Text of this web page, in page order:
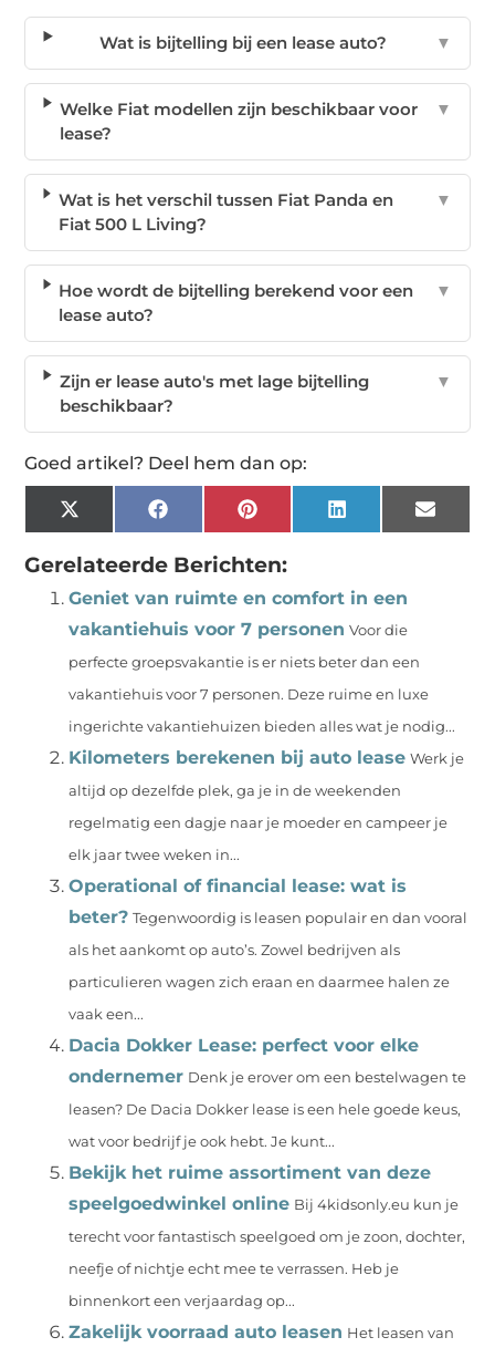
Wat is bijtelling bij een lease auto? ▼
Welke Fiat modellen zijn beschikbaar voor
lease?
▼
Wat is het verschil tussen Fiat Panda en
Fiat 500 L Living?
▼
Hoe wordt de bijtelling berekend voor een
lease auto?
▼
Zijn er lease auto's met lage bijtelling
beschikbaar?
▼
Goed artikel? Deel hem dan op:
X
(Twitter)
FacebookPinterest LinkedIn Email
Gerelateerde Berichten:
Geniet van ruimte en comfort in een
vakantiehuis voor 7 personen Voor die
perfecte groepsvakantie is er niets beter dan een
vakantiehuis voor 7 personen. Deze ruime en luxe
ingerichte vakantiehuizen bieden alles wat je nodig...
Kilometers berekenen bij auto lease Werk je
altijd op dezelfde plek, ga je in de weekenden
regelmatig een dagje naar je moeder en campeer je
elk jaar twee weken in...
Operational of financial lease: wat is
beter? Tegenwoordig is leasen populair en dan vooral
als het aankomt op auto’s. Zowel bedrijven als
particulieren wagen zich eraan en daarmee halen ze
vaak een...
Dacia Dokker Lease: perfect voor elke
ondernemer Denk je erover om een bestelwagen te
leasen? De Dacia Dokker lease is een hele goede keus,
wat voor bedrijf je ook hebt. Je kunt...
Bekijk het ruime assortiment van deze
speelgoedwinkel online Bij 4kidsonly.eu kun je
terecht voor fantastisch speelgoed om je zoon, dochter,
neefje of nichtje echt mee te verrassen. Heb je
binnenkort een verjaardag op...
Zakelijk voorraad auto leasen Het leasen van